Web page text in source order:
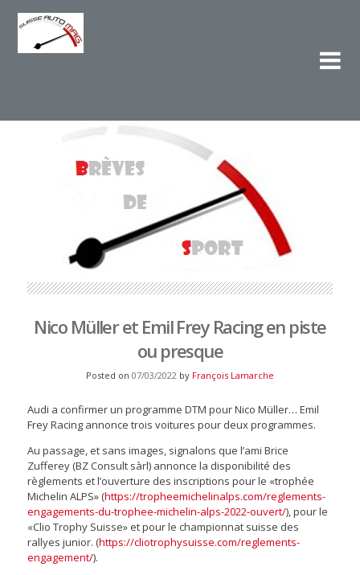
Nico Müller et Emil Frey Racing en piste
ou presque
Posted on 07/03/2022 by François Lamarche
Audi a confirmer un programme DTM pour Nico Müller… Emil
Frey Racing annonce trois voitures pour deux programmes.
Au passage, et sans images, signalons que l’ami Brice
Zufferey (BZ Consult sàrl) annonce la disponibilité des
règlements et l’ouverture des inscriptions pour le «trophée
Michelin ALPS» (https://tropheemichelinalps.com/reglements-
engagements-du-trophee-michelin-alps-2022-ouvert/), pour le
«Clio Trophy Suisse» et pour le championnat suisse des
rallyes junior. (https://cliotrophysuisse.com/reglements-
engagement/).